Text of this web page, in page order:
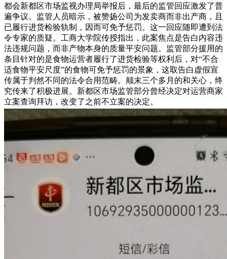
都会新都区市场监视办理局举报后，最后的监管回应激发了普
遍争议。监管人员暗示，被赞扬公司为发卖商而非出产商，且
已履行进货检验轨制，因而可免予惩罚。这一回应随即遭到法
令专家的质疑。工商大学院传授指出，此案焦点是告白内容违
法违规问题，而非产物本身的质量平安问题。监管部分援用的
条目针对的是食物运营者履行了进货检验等权利后，对“不合
适食物平安尺度”的食物可免予惩罚的景象，这取告白虚假宣
传属于判然不同的法令合用范畴。颠末三个多月的和关心，终
究传来了积极进展。新都区市场监管部分曾经决定对运营商家
立案查询拜访，改变了之前不立案的决定。